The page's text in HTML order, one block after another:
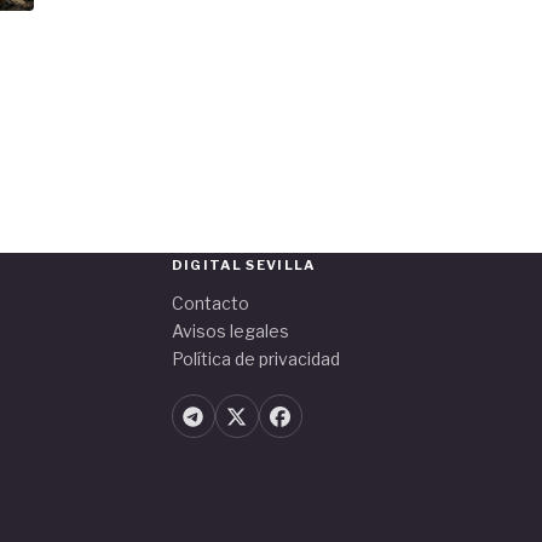
DIGITAL SEVILLA
Contacto
Avisos legales
Política de privacidad